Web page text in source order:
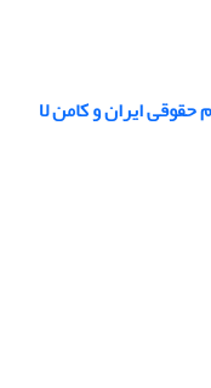
ایران و کامن لا